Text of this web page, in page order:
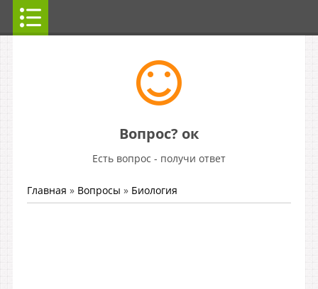
Вопрос? ок
Есть вопрос - получи ответ
Главная » Вопросы » Биология